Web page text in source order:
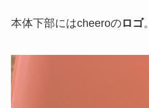
本体下部にはcheeroのロゴ。